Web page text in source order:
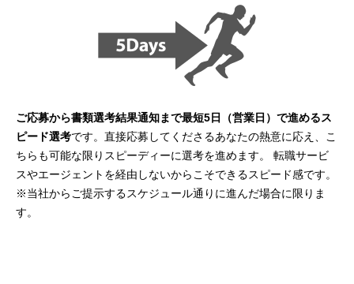
ご応募から書類選考結果通知まで最短5日（営業日）で進めるス
ピード選考です。直接応募してくださるあなたの熱意に応え、こ
ちらも可能な限りスピーディーに選考を進めます。 転職サービ
スやエージェントを経由しないからこそできるスピード感です。
※当社からご提示するスケジュール通りに進んだ場合に限りま
す。